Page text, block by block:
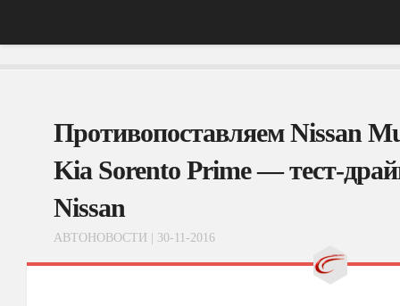
АвтоНовости
Тест-Драйв
ФотоОбзоры
Эксплуатация
Противопоставляем Nissan
Kia Sorento Prime — тест-
Nissan
АВТОНОВОСТИ | 30-11-2016